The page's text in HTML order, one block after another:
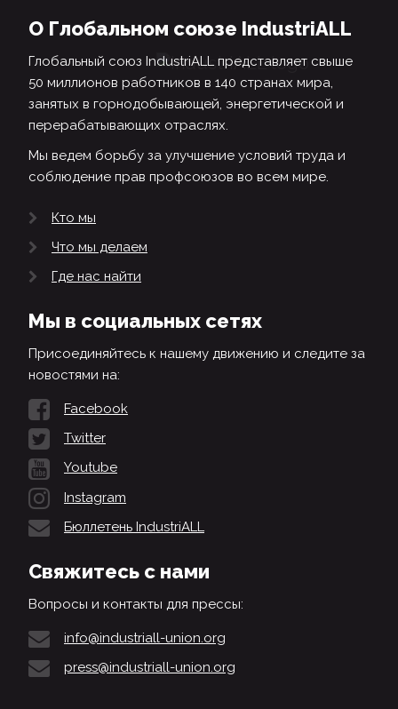
О Глобальном союзе IndustriALL
Глобальный союз IndustriALL представляет свыше
50 миллионов работников в 140 странах мира,
занятых в горнодобывающей, энергетической и
перерабатывающих отраслях.
Мы ведем борьбу за улучшение условий труда и
соблюдение прав профсоюзов во всем мире.
Кто мы
Что мы делаем
Где нас найти
Мы в социальных сетях
Присоединяйтесь к нашему движению и следите за
новостями на:
Facebook
Twitter
Youtube
Instagram
Бюллетень IndustriALL
Свяжитесь с нами
Вопросы и контакты для прессы:
info@industriall-union.org
press@industriall-union.org